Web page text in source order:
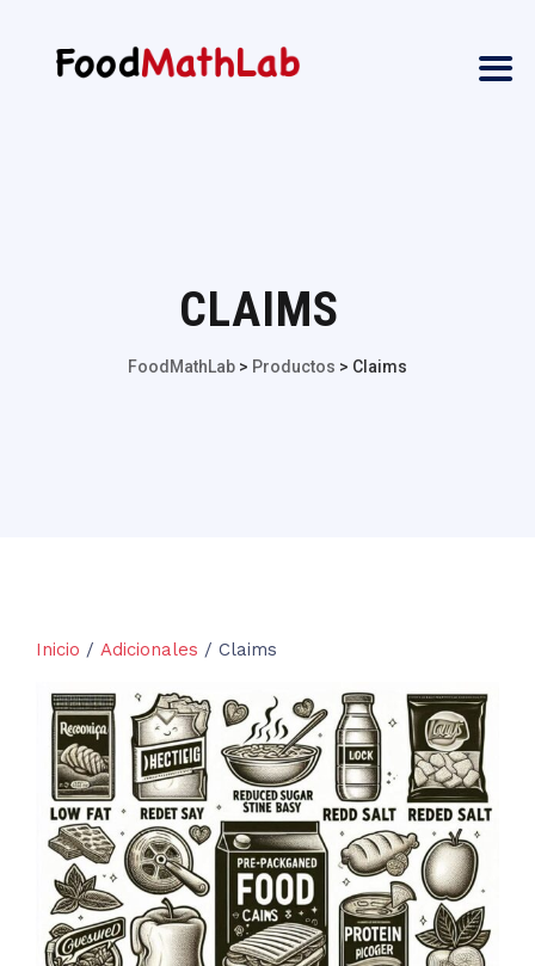
CLAIMS
FoodMathLab > Productos > Claims
Inicio / Adicionales / Claims